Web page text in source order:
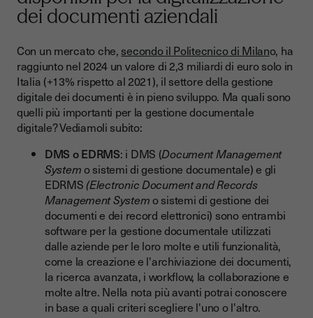
dei documenti aziendali
Con un mercato che, secondo il Politecnico di Milano, ha
raggiunto nel 2024 un valore di 2,3 miliardi di euro solo in
Italia (+13% rispetto al 2021), il settore della gestione
digitale dei documenti è in pieno sviluppo. Ma quali sono
quelli più importanti per la gestione documentale
digitale? Vediamoli subito:
DMS o EDRMS: i DMS (Document Management
Systemo sistemi di gestione documentale) e gli
EDRMS(Electronic Document and Records
Management Systemo sistemi di gestione dei
documenti e dei record elettronici) sono entrambi
software per la gestione documentale utilizzati
dalle aziende per le loro molte e utili funzionalità,
come la creazione e l'archiviazione dei documenti,
la ricerca avanzata, i workflow, la collaborazione e
molte altre. Nella nota più avanti potrai conoscere
in base a quali criteri scegliere l'uno o l'altro.